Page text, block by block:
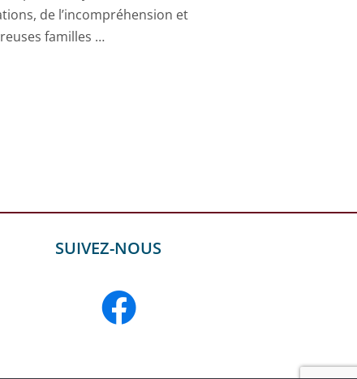
de l’incompréhension et
familles …
SUIVEZ-NOUS
F
a